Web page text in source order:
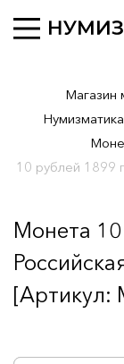
Магазин
Нумизматика
10 рублей 1899
Монета
[Артикул: